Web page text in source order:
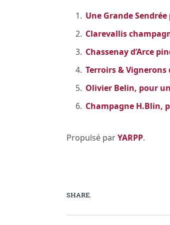
Une Grande
Clarevallis
Chassenay d’Arce
Terroirs & Vignerons
Olivier Belin, pour
Champagne H.Blin,
Propulsé parYARPP.
SHARE.